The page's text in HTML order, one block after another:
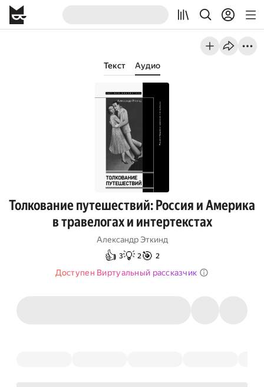
Текст Аудио
Толкование путешествий: Россия и Америка
в травелогах и интертекстах
Александр Эткинд
👍 3💡 2🎯 2
Доступен Виртуальный рассказчик